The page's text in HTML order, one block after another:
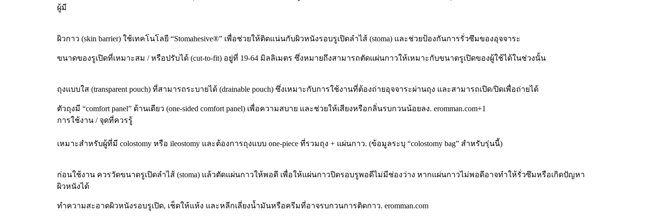
ผู้มี
ผิวกาว (skin barrier) ใช้เทคโนโลยี “Stomahesive®” เพื่อช่วยให้ติดแน่นกับผิวหนังรอบรูเปิดลำไส้ (stoma) และช่วยป้องกันการรั่วซึมของอุจจาระ
ขนาดของรูเปิดที่เหมาะสม / หรือปรับได้ (cut-to-fit) อยู่ที่ 19-64 มิลลิเมตร ซึ่งหมายถึงสามารถตัดแผ่นกาวให้เหมาะกับขนาดรูเปิดของผู้ใช้ได้ในช่วงนั้น
ถุงแบบใส (transparent pouch) ที่สามารถระบายได้ (drainable pouch) ซึ่งเหมาะกับการใช้งานที่ต้องถ่ายอุจจาระผ่านถุง และสามารถเปิด/ปิดเพื่อถ่ายได้
ตัวถุงมี “comfort panel” ด้านเดียว (one-sided comfort panel) เพื่อความสบาย และช่วยให้เสียงหรือกลิ่นรบกวนน้อยลง. eromman.com+1
การใช้งาน / จุดที่ควรรู้
เหมาะสำหรับผู้ที่มี colostomy หรือ ileostomy และต้องการถุงแบบ one-piece ที่รวมถุง + แผ่นกาว. (ข้อมูลระบุ “colostomy bag” สำหรับรุ่นนี้)
ก่อนใช้งาน ควรวัดขนาดรูเปิดลำไส้ (stoma) แล้วตัดแผ่นกาวให้พอดี เพื่อให้แผ่นกาวปิดรอบรูพอดีไม่มีช่องว่าง หากแผ่นกาวไม่พอดีอาจทำให้รั่วซึมหรือเกิดปัญหา
ผิวหนังได้
ทำความสะอาดผิวหนังรอบรูเปิด, เช็ดให้แห้ง และหลีกเลี่ยงน้ำมันหรือครีมที่อาจรบกวนการติดกาว. eromman.com